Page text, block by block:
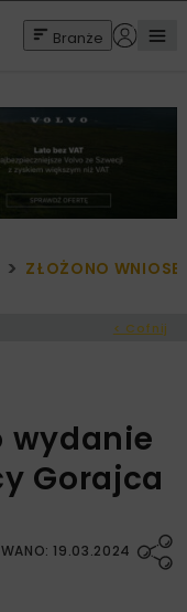
Branże
ZŁOŻONO
< Cofnij
wydanie
Gorajca
19.03.2024